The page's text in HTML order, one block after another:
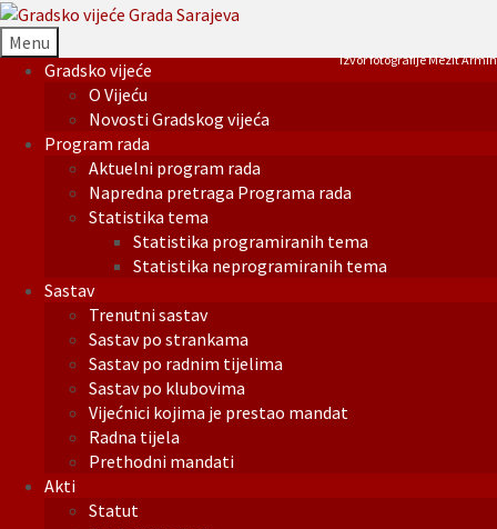
Menu
Gradsko vijeće
O Vijeću
Novosti Gradskog vijeća
Program rada
Aktuelni program rada
Napredna pretraga Programa rada
Statistika tema
Statistika programiranih tema
Statistika neprogramiranih tema
Sastav
Trenutni sastav
Sastav po strankama
Sastav po radnim tijelima
Sastav po klubovima
Vijećnici kojima je prestao mandat
Radna tijela
Prethodni mandati
Akti
Statut
Izvor fotografije Mezit Armin